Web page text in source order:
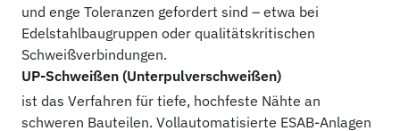
und enge Toleranzen gefordert sind – etwa bei
Edelstahlbaugruppen oder qualitätskritischen
Schweißverbindungen.
UP-Schweißen (Unterpulverschweißen)
ist das Verfahren für tiefe, hochfeste Nähte an
schweren Bauteilen. Vollautomatisierte ESAB-Anlagen